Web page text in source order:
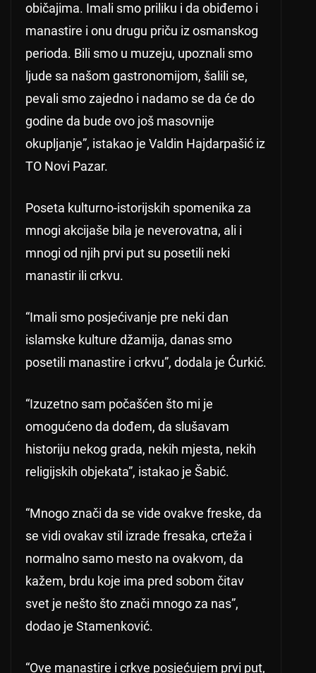
običajima. Imali smo priliku i da obiđemo i
manastire i onu drugu priču iz osmanskog
perioda. Bili smo u muzeju, upoznali smo
ljude sa našom gastronomijom, šalili se,
pevali smo zajedno i nadamo se da će do
godine da bude ovo još masovnije
okupljanje”, istakao je Valdin Hajdarpašić iz
TO Novi Pazar.
Poseta kulturno-istorijskih spomenika za
mnogi akcijaše bila je neverovatna, ali i
mnogi od njih prvi put su posetili neki
manastir ili crkvu.
“Imali smo posjećivanje pre neki dan
islamske kulture džamija, danas smo
posetili manastire i crkvu”, dodala je Ćurkić.
“Izuzetno sam počašćen što mi je
omogućeno da dođem, da slušavam
historiju nekog grada, nekih mjesta, nekih
religijskih objekata”, istakao je Šabić.
“Mnogo znači da se vide ovakve freske, da
se vidi ovakav stil izrade fresaka, crteža i
normalno samo mesto na ovakvom, da
kažem, brdu koje ima pred sobom čitav
svet je nešto što znači mnogo za nas”,
dodao je Stamenković.
“Ove manastire i crkve posjećujem prvi put,